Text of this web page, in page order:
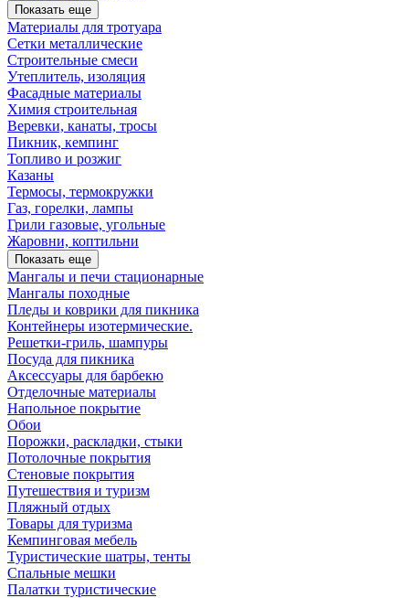
Показать еще
Материалы для тротуара
Сетки металлические
Строительные смеси
Утеплитель, изоляция
Фасадные материалы
Химия строительная
Веревки, канаты, тросы
Пикник, кемпинг
Топливо и розжиг
Казаны
Термосы, термокружки
Газ, горелки, лампы
Грили газовые, угольные
Жаровни, коптильни
Показать еще
Мангалы и печи стационарные
Мангалы походные
Пледы и коврики для пикника
Контейнеры изотермические.
Решетки-гриль, шампуры
Посуда для пикника
Аксессуары для барбекю
Отделочные материалы
Напольное покрытие
Обои
Порожки, раскладки, стыки
Потолочные покрытия
Стеновые покрытия
Путешествия и туризм
Пляжный отдых
Товары для туризма
Кемпинговая мебель
Туристические шатры, тенты
Спальные мешки
Палатки туристические